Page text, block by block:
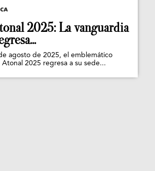
2025: La vanguardia
agosto de 2025, el emblemático
Atonal 2025 regresa a su sede...